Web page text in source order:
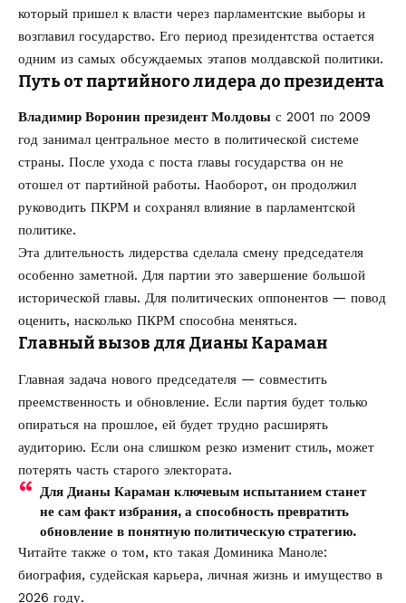
который пришел к власти через парламентские выборы и
возглавил государство. Его период президентства остается
одним из самых обсуждаемых этапов молдавской политики.
Путь от партийного лидера до президента
Владимир Воронин президент Молдовы с 2001 по 2009
год занимал центральное место в политической системе
страны. После ухода с поста главы государства он не
отошел от партийной работы. Наоборот, он продолжил
руководить ПКРМ и сохранял влияние в парламентской
политике.
Эта длительность лидерства сделала смену председателя
особенно заметной. Для партии это завершение большой
исторической главы. Для политических оппонентов — повод
оценить, насколько ПКРМ способна меняться.
Главный вызов для Дианы Караман
Главная задача нового председателя — совместить
преемственность и обновление. Если партия будет только
опираться на прошлое, ей будет трудно расширять
аудиторию. Если она слишком резко изменит стиль, может
потерять часть старого электората.
Для Дианы Караман ключевым испытанием станет
не сам факт избрания, а способность превратить
обновление в понятную политическую стратегию.
Читайте также о том, кто такая Доминика Маноле:
биография, судейская карьера, личная жизнь и имущество в
2026 году.